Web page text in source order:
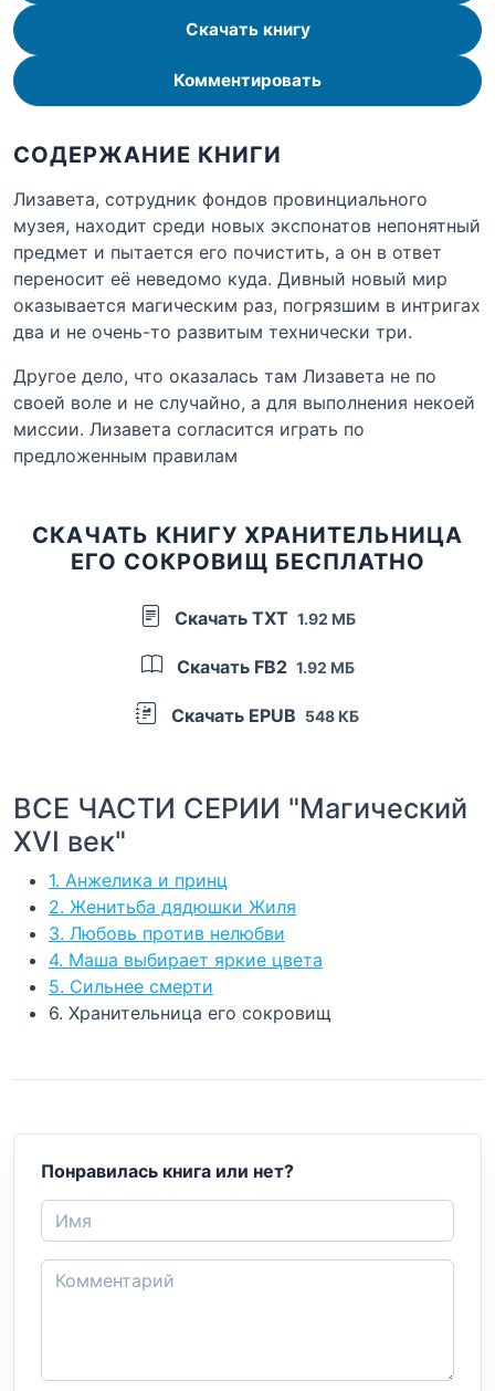
Скачать книгу
Комментировать
СОДЕРЖАНИЕ КНИГИ
Лизавета, сотрудник фондов провинциального
музея, находит среди новых экспонатов непонятный
предмет и пытается его почистить, а он в ответ
переносит её неведомо куда. Дивный новый мир
оказывается магическим раз, погрязшим в интригах
два и не очень-то развитым технически три.
Другое дело, что оказалась там Лизавета не по
своей воле и не случайно, а для выполнения некоей
миссии. Лизавета согласится играть по
предложенным правилам
СКАЧАТЬ КНИГУ ХРАНИТЕЛЬНИЦА
ЕГО СОКРОВИЩ БЕСПЛАТНО
Скачать TXT 1.92 МБ
Скачать FB2 1.92 МБ
Скачать EPUB 548 КБ
ВСЕ ЧАСТИ СЕРИИ "Магический
XVI век"
1. Анжелика и принц
2. Женитьба дядюшки Жиля
3. Любовь против нелюбви
4. Маша выбирает яркие цвета
5. Сильнее смерти
6. Хранительница его сокровищ
Понравилась книга или нет?